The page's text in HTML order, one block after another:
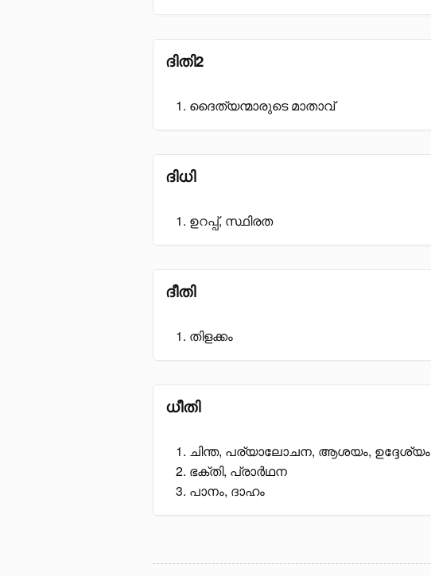
ദിതി2
ദൈത്യന്മാരുടെ മാതാവ്
ദിധി
ഉറപ്പ്, സ്ഥിരത
ദീതി
തിളക്കം
ധീതി
ചിന്ത, പര്യാലോചന, ആശയം, ഉദ്ദേശ്യം
ഭക്തി, പ്രാർഥന
പാനം, ദാഹം